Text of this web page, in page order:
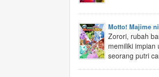
Motto! Majime
Zorori, rubah
memiliki impian
seorang putri